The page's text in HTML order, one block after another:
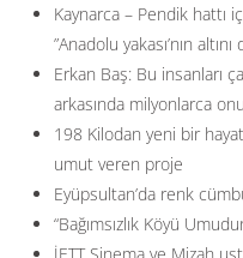
Kaynarca – Pendik hattı
”Anadolu yakası’nın
Erkan Baş: Bu insanları
arkasında milyonlarca
198 Kilodan yeni bir
umut veren proje
Eyüpsultan’da renk
“Bağımsızlık Köyü